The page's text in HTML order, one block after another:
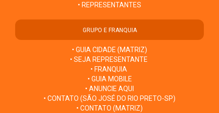
• REPRESENTANTES
GRUPO E FRANQUIA
• GUIA CIDADE (MATRIZ)
• SEJA REPRESENTANTE
• FRANQUIA
• GUIA MOBILE
• ANUNCIE AQUI
• CONTATO (SÃO JOSÉ DO RIO PRETO-SP)
• CONTATO (MATRIZ)